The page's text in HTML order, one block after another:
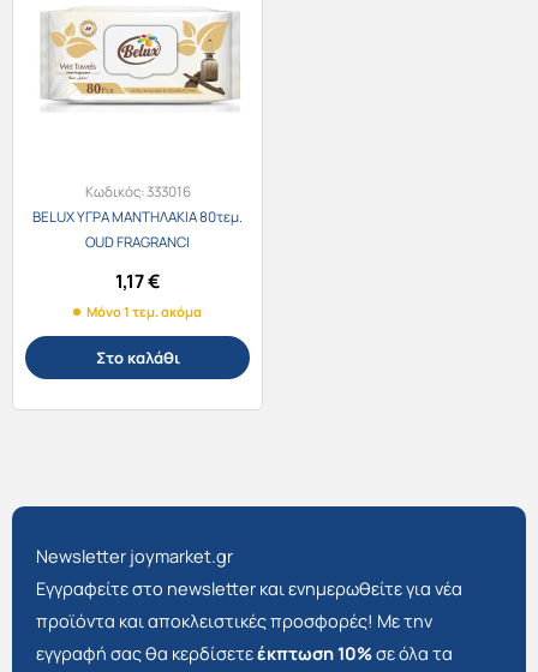
Κωδικός:333016
BELUX ΥΓΡΑ ΜΑΝΤΗΛΑΚΙΑ 80τεμ.
OUD FRAGRANCI
1,17€
Μόνο 1 τεμ. ακόμα
Στο καλάθι
Newsletter joymarket.gr
Εγγραφείτε στο newsletter και ενημερωθείτε για νέα
προϊόντα και αποκλειστικές προσφορές! Με την
εγγραφή σας θα κερδίσετεέκπτωση 10%σε όλα τα